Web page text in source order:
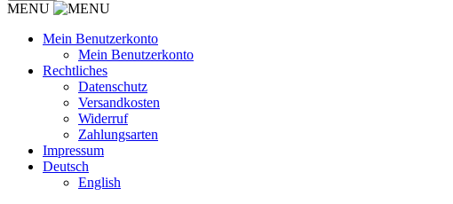
MENU
Mein Benutzerkonto
Mein Benutzerkonto
Rechtliches
Datenschutz
Versandkosten
Widerruf
Zahlungsarten
Impressum
Deutsch
English